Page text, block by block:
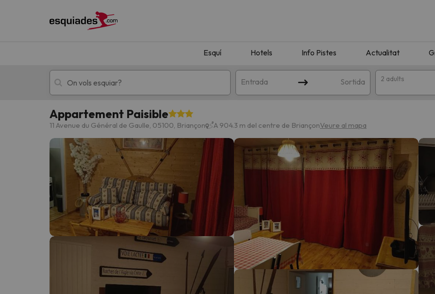
Esquí Hotels Info Pistes Actualitat
Entrada Sortida 2 adults
Esquí Escapades
!Vaja! No hem trobat resultats que coincideixin amb la teva cerca. Intenteu modificar la destinació.
Vaja! Sembla que el nostre cercador ha perdut el nord. Quan trobi la seva brúixola torna.
Appartement Paisible
11 Avenue du Général de Gaulle, 05100, Briançon A 904.3 m del centre de BriançonVeure al mapa